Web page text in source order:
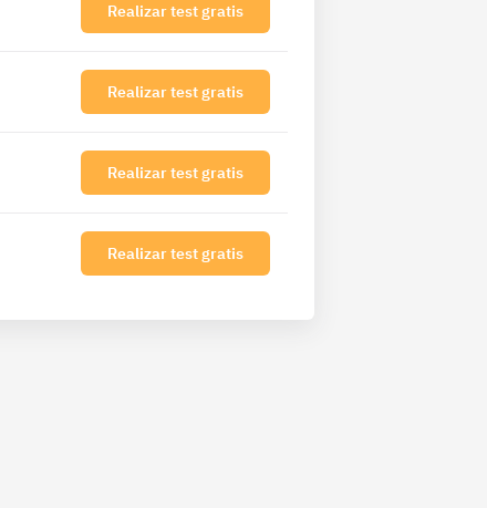
Realizar test gratis
Realizar test gratis
Realizar test gratis
Realizar test gratis